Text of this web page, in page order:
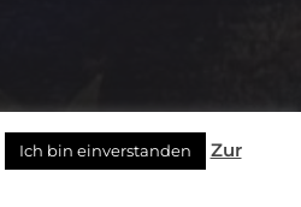
Ich bin einverstanden
Zur